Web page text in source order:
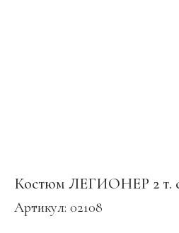
Костюм ЛЕГИОНЕР 2 т.
Артикул: 02108